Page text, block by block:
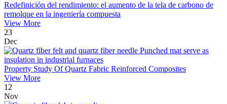
Redefinición del rendimiento: el aumento de la tela de carbono de
remolque en la ingeniería compuesta
View More
23
Dec
Property Study Of Quartz Fabric Reinforced Composites
View More
12
Nov